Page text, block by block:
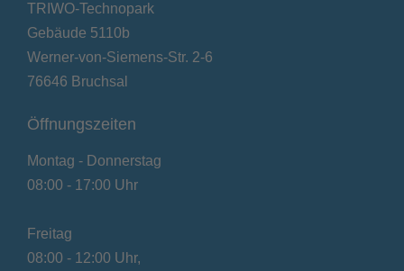
TRIWO-Technopark
Gebäude 5110b
Werner-von-Siemens-Str. 2-6
76646 Bruchsal
Öffnungszeiten
Montag - Donnerstag
08:00 - 17:00 Uhr
Freitag
08:00 - 12:00 Uhr,